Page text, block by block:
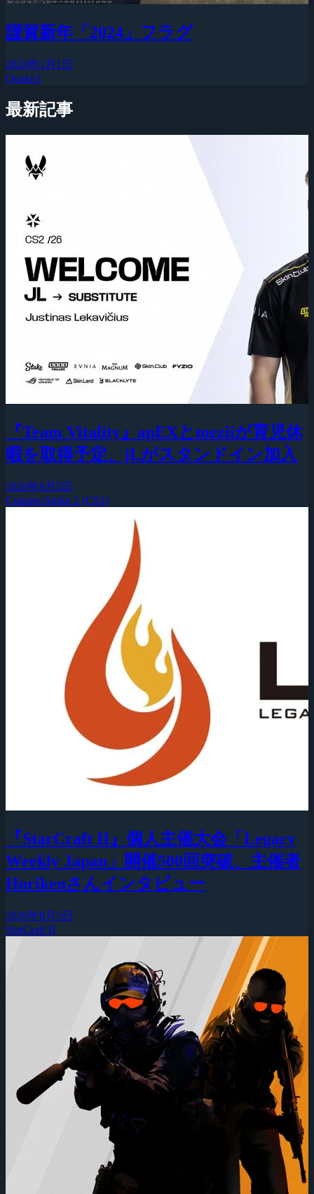
謹賀新年「2024」フラグ
2024年1月1日
Quake3
最新記事
『Team Vitality』apEXとmeziiが育児休
暇を取得予定、jLがスタンドイン加入
2026年8月5日
Counter-Strike 2 (CS2)
『StarCraft II』個人主催大会「Legacy
Weekly Japan」開催500回突破、主催者
Horikenさんインタビュー
2026年8月5日
StarCraft II